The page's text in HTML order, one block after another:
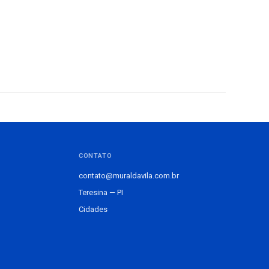
CONTATO
contato@muraldavila.com.br
Teresina — PI
Cidades